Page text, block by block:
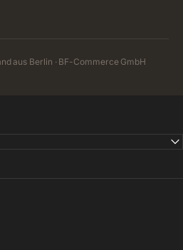
aus Berlin · BF-Commerce GmbH